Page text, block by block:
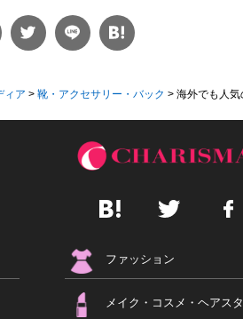
ィア > 靴・アクセサリー・バック > 海外でも人気
ファッション
メイク・コスメ・ヘアス